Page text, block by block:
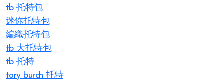
tb 托特包
迷你托特包
編織托特包
tb 大托特包
tb 托特
tory burch 托特